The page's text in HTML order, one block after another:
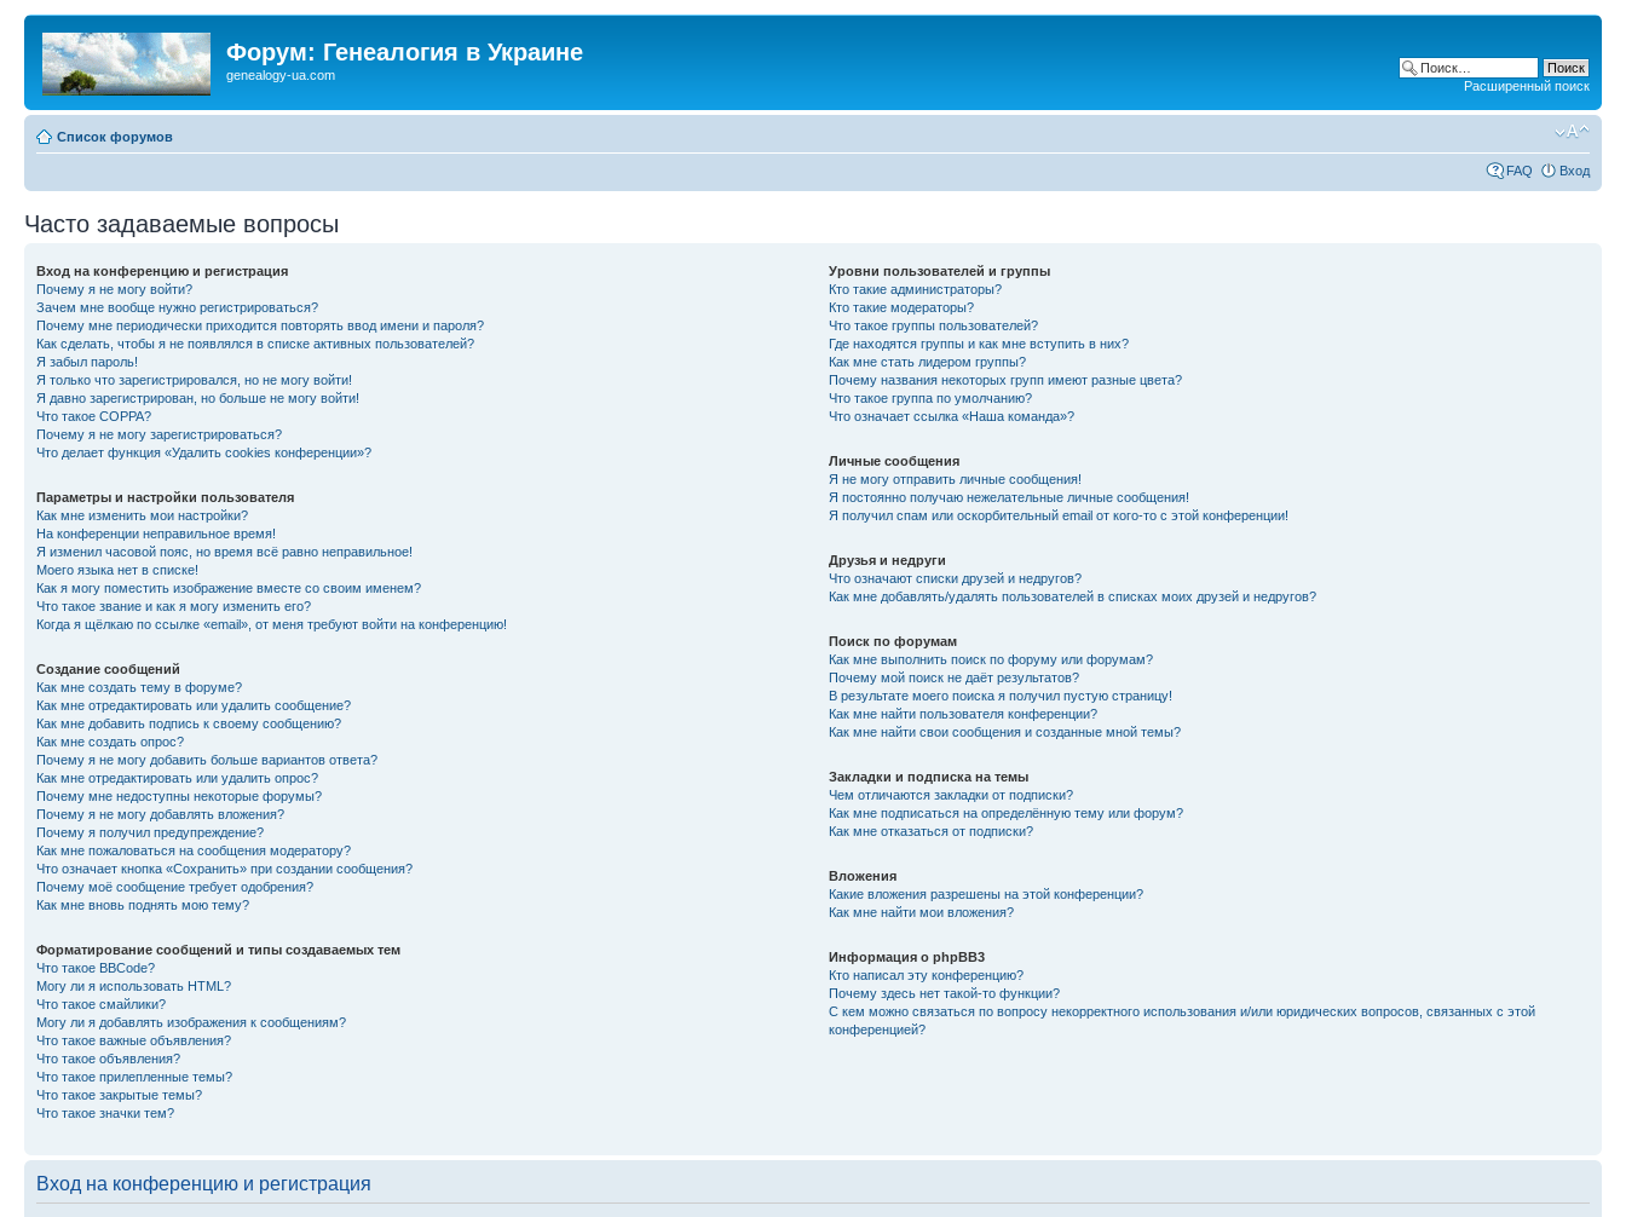
Форум: Генеалогия в Украине
genealogy-ua.com
Расширенный поиск
Список форумов
FAQ Вход
Часто задаваемые вопросы
Вход на конференцию и регистрация
Почему я не могу войти?
Зачем мне вообще нужно регистрироваться?
Почему мне периодически приходится повторять ввод имени и пароля?
Как сделать, чтобы я не появлялся в списке активных пользователей?
Я забыл пароль!
Я только что зарегистрировался, но не могу войти!
Я давно зарегистрирован, но больше не могу войти!
Что такое COPPA?
Почему я не могу зарегистрироваться?
Что делает функция «Удалить cookies конференции»?
Параметры и настройки пользователя
Как мне изменить мои настройки?
На конференции неправильное время!
Я изменил часовой пояс, но время всё равно неправильное!
Моего языка нет в списке!
Как я могу поместить изображение вместе со своим именем?
Что такое звание и как я могу изменить его?
Когда я щёлкаю по ссылке «email», от меня требуют войти на конференцию!
Создание сообщений
Как мне создать тему в форуме?
Как мне отредактировать или удалить сообщение?
Как мне добавить подпись к своему сообщению?
Как мне создать опрос?
Почему я не могу добавить больше вариантов ответа?
Как мне отредактировать или удалить опрос?
Почему мне недоступны некоторые форумы?
Почему я не могу добавлять вложения?
Почему я получил предупреждение?
Как мне пожаловаться на сообщения модератору?
Что означает кнопка «Сохранить» при создании сообщения?
Почему моё сообщение требует одобрения?
Как мне вновь поднять мою тему?
Форматирование сообщений и типы создаваемых тем
Что такое BBCode?
Могу ли я использовать HTML?
Что такое смайлики?
Могу ли я добавлять изображения к сообщениям?
Что такое важные объявления?
Что такое объявления?
Что такое прилепленные темы?
Что такое закрытые темы?
Что такое значки тем?
Уровни пользователей и группы
Кто такие администраторы?
Кто такие модераторы?
Что такое группы пользователей?
Где находятся группы и как мне вступить в них?
Как мне стать лидером группы?
Почему названия некоторых групп имеют разные цвета?
Что такое группа по умолчанию?
Что означает ссылка «Наша команда»?
Личные сообщения
Я не могу отправить личные сообщения!
Я постоянно получаю нежелательные личные сообщения!
Я получил спам или оскорбительный email от кого-то с этой конференции!
Друзья и недруги
Что означают списки друзей и недругов?
Как мне добавлять/удалять пользователей в списках моих друзей и недругов?
Поиск по форумам
Как мне выполнить поиск по форуму или форумам?
Почему мой поиск не даёт результатов?
В результате моего поиска я получил пустую страницу!
Как мне найти пользователя конференции?
Как мне найти свои сообщения и созданные мной темы?
Закладки и подписка на темы
Чем отличаются закладки от подписки?
Как мне подписаться на определённую тему или форум?
Как мне отказаться от подписки?
Вложения
Какие вложения разрешены на этой конференции?
Как мне найти мои вложения?
Информация о phpBB3
Кто написал эту конференцию?
Почему здесь нет такой-то функции?
С кем можно связаться по вопросу некорректного использования и/или юридических вопросов, связанных с этой
конференцией?
Вход на конференцию и регистрация